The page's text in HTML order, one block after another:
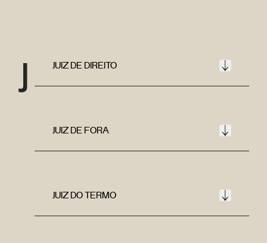
J JUIZ DE DIREITO
JUIZ DE FORA
JUIZ DO TERMO